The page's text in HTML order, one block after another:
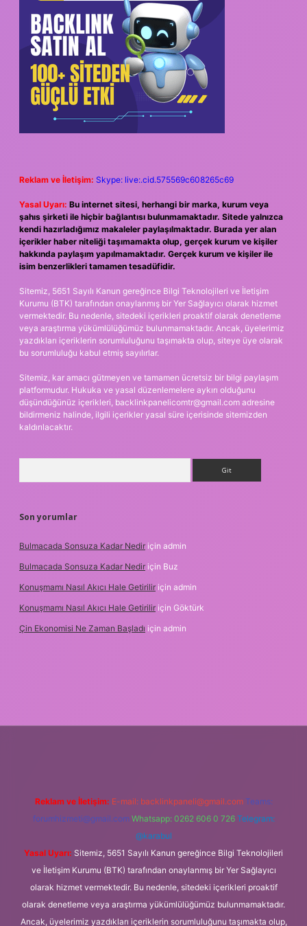
Reklam ve İletişim: Skype: live:.cid.575569c608265c69
Yasal Uyarı: Bu internet sitesi, herhangi bir marka, kurum veya
şahıs şirketi ile hiçbir bağlantısı bulunmamaktadır. Sitede yalnızca
kendi hazırladığımız makaleler paylaşılmaktadır. Burada yer alan
içerikler haber niteliği taşımamakta olup, gerçek kurum ve kişiler
hakkında paylaşım yapılmamaktadır. Gerçek kurum ve kişiler ile
isim benzerlikleri tamamen tesadüfidir.
Sitemiz, 5651 Sayılı Kanun gereğince Bilgi Teknolojileri ve İletişim
Kurumu (BTK) tarafından onaylanmış bir Yer Sağlayıcı olarak hizmet
vermektedir. Bu nedenle, sitedeki içerikleri proaktif olarak denetleme
veya araştırma yükümlülüğümüz bulunmamaktadır. Ancak, üyelerimiz
yazdıkları içeriklerin sorumluluğunu taşımakta olup, siteye üye olarak
bu sorumluluğu kabul etmiş sayılırlar.
Sitemiz, kar amacı gütmeyen ve tamamen ücretsiz bir bilgi paylaşım
platformudur. Hukuka ve yasal düzenlemelere aykırı olduğunu
düşündüğünüz içerikleri, backlinkpanelicomtr@gmail.com adresine
bildirmeniz halinde, ilgili içerikler yasal süre içerisinde sitemizden
kaldırılacaktır.
Son yorumlar
Bulmacada Sonsuza Kadar Nedir için admin
Bulmacada Sonsuza Kadar Nedir için Buz
Konuşmamı Nasıl Akıcı Hale Getirilir için admin
Konuşmamı Nasıl Akıcı Hale Getirilir için Göktürk
Çin Ekonomisi Ne Zaman Başladı için admin
Reklam ve İletişim: E-mail: backlinkpaneli@gmail.com Teams:
forumhizmeti@gmail.com Whatsapp: 0262 606 0 726 Telegram:
@karabul
Yasal Uyarı: Sitemiz, 5651 Sayılı Kanun gereğince Bilgi Teknolojileri
ve İletişim Kurumu (BTK) tarafından onaylanmış bir Yer Sağlayıcı
olarak hizmet vermektedir. Bu nedenle, sitedeki içerikleri proaktif
olarak denetleme veya araştırma yükümlülüğümüz bulunmamaktadır.
Ancak, üyelerimiz yazdıkları içeriklerin sorumluluğunu taşımakta olup,